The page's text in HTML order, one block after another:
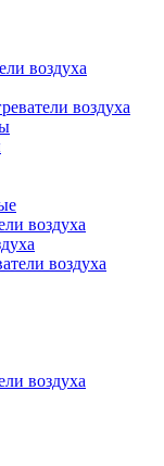
воздуха
воздуха
воздуха
воздуха
воздуха